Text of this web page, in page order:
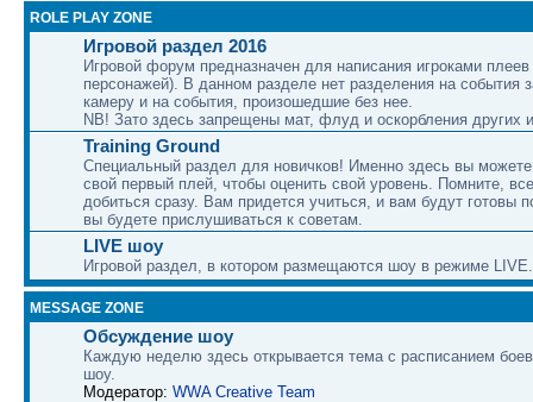
ROLE PLAY ZONE
Игровой раздел 2016
Игровой форум предназначен для написания игроками плеев
персонажей). В данном разделе нет разделения на события
камеру и на события, произошедшие без нее.
NB! Зато здесь запрещены мат, флуд и оскорбления других
Training Ground
Специальный раздел для новичков! Именно здесь вы можете
свой первый плей, чтобы оценить свой уровень. Помните,
добиться сразу. Вам придется учиться, и вам будут готовы
вы будете прислушиваться к советам.
LIVE шоу
Игровой раздел, в котором размещаются шоу в режиме LIVE.
MESSAGE ZONE
Обсуждение шоу
Каждую неделю здесь открывается тема с расписанием
шоу.
Модератор: WWA Creative Team